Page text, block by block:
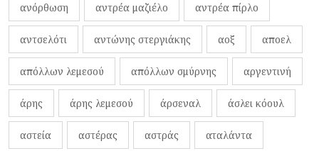
ανόρθωση αντρέα μαζιέλο αντρέα πίρλο
αντσελότι αντώνης στεργιάκης αοξ αποελ
απόλλων λεμεσού απόλλων σμύρνης αργεντινή
άρης άρης λεμεσού άρσεναλ άσλει κόουλ
αστεία αστέρας αστράς αταλάντα